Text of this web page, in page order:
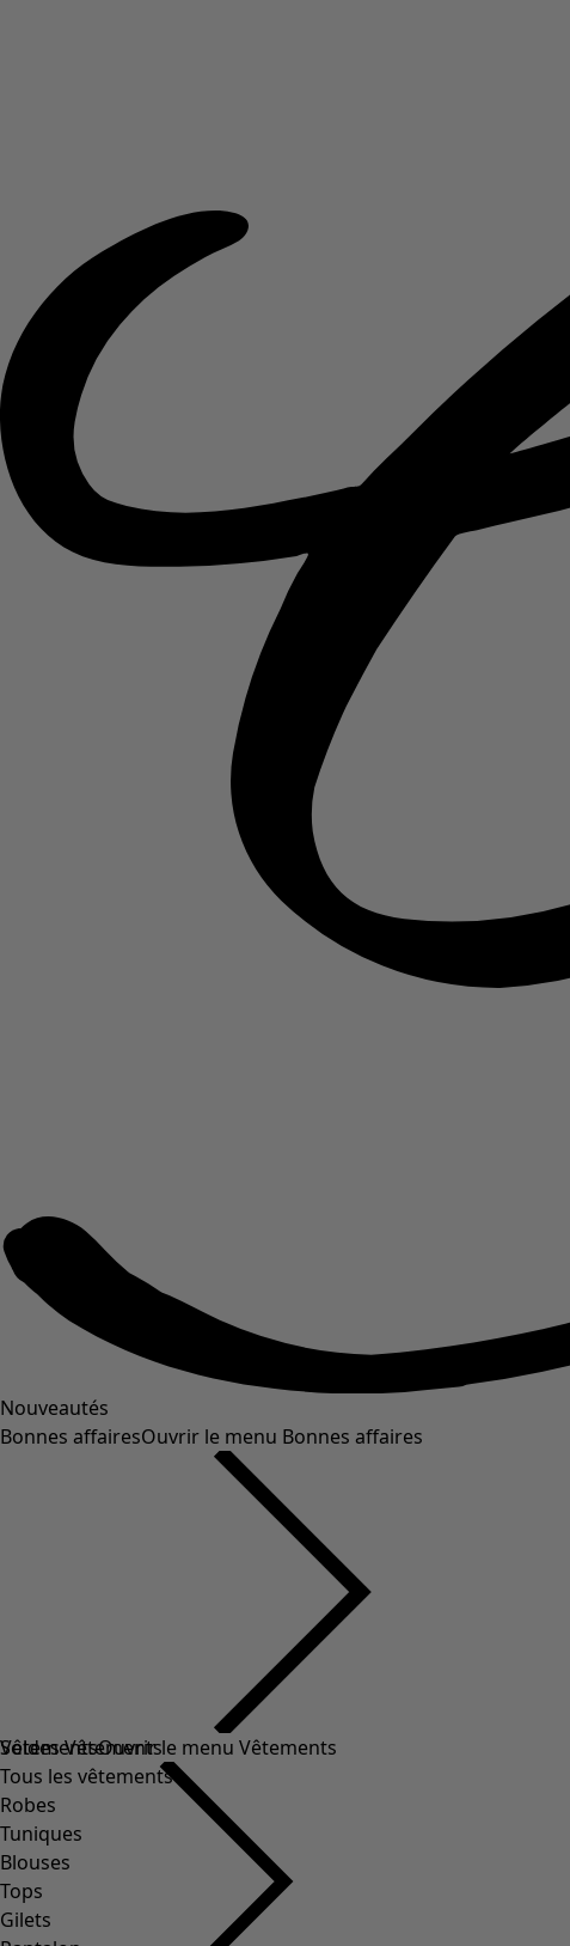
Nouveautés
Bonnes affairesOuvrir le menu Bonnes affaires
Soldes Vêtements
Tous les vêtements
Robes
Tuniques
Blouses
Tops
Gilets
VêtementsOuvrir le menu Vêtements